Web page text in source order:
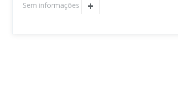
Sem informações